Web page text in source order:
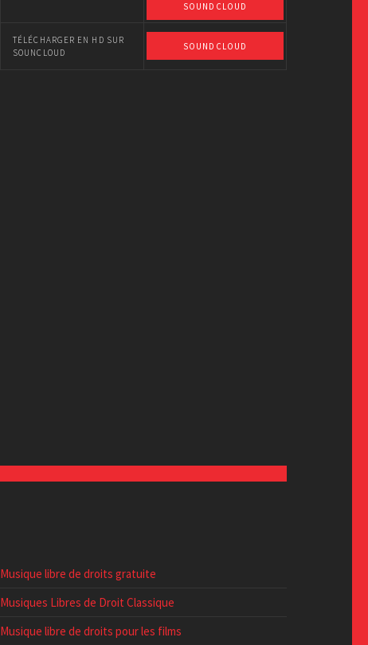
SOUNDCLOUD
TÉLÉCHARGER EN HD SUR
SOUNCLOUD
SOUNDCLOUD
Musique libre de droits gratuite
Musiques Libres de Droit Classique
Musique libre de droits pour les films